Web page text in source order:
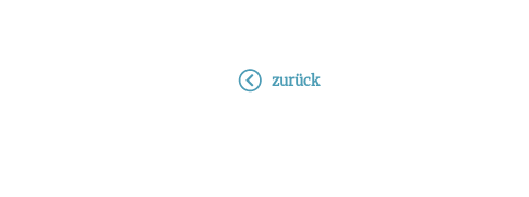
zurück